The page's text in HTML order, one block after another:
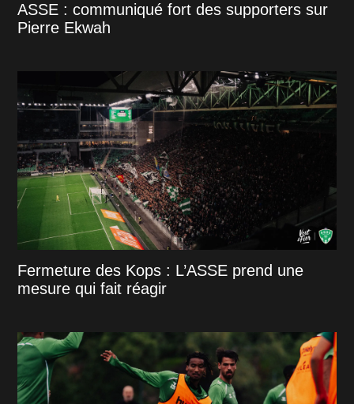
ASSE : communiqué fort des supporters sur
Pierre Ekwah
Fermeture des Kops : L’ASSE prend une
mesure qui fait réagir